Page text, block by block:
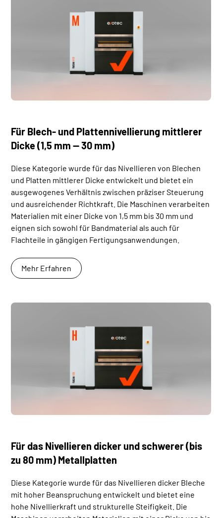
Für Blech- und Plattennivellierung mittlerer
Dicke (1,5 mm — 30 mm)
Diese Kategorie wurde für das Nivellieren von Blechen
und Platten mittlerer Dicke entwickelt und bietet ein
ausgewogenes Verhältnis zwischen präziser Steuerung
und ausreichender Richtkraft. Die Maschinen verarbeiten
Materialien mit einer Dicke von 1,5 mm bis 30 mm und
eignen sich sowohl für Bandmaterial als auch für
Flachteile in gängigen Fertigungsanwendungen.
Mehr Erfahren
Für das Nivellieren dicker und schwerer (bis
zu 80 mm) Metallplatten
Diese Kategorie wurde für das Nivellieren dicker Bleche
mit hoher Beanspruchung entwickelt und bietet eine
hohe Nivellierkraft und strukturelle Steifigkeit. Die